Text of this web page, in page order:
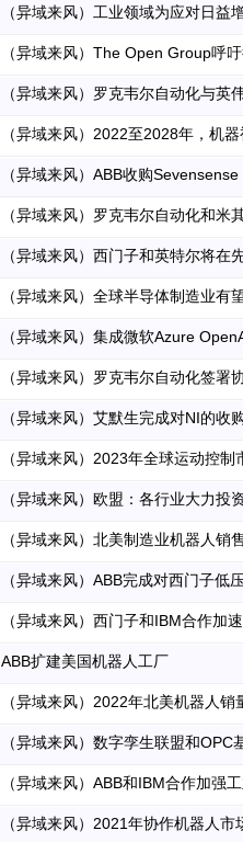
（异域来风）2022至2028年，机
（异域来风）罗克韦尔自动化和米
（异域来风）西门子和英特尔将在
（异域来风）全球半导体制造业有
（异域来风）罗克韦尔自动化签署
（异域来风）艾默生完成对NI的收
（异域来风）2023年全球运动控
（异域来风）欧盟：各行业大力投
（异域来风）北美制造业机器人销
（异域来风）ABB完成对西门子低
（异域来风）西门子和IBM合作加
ABB扩建美国机器人工厂
（异域来风）2022年北美机器人销
（异域来风）数字孪生联盟和
（异域来风）ABB和IBM合作加强
（异域来风）2021年协作机器人